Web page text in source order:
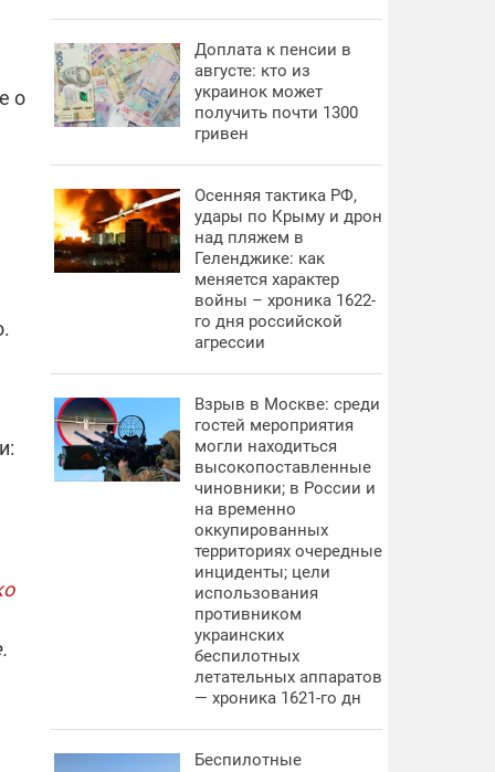
о
Доплата к пенсии в
августе: кто из
украинок может
получить почти 1300
гривен
Осенняя тактика РФ,
удары по Крыму и дрон
над пляжем в
Геленджике: как
меняется характер
войны – хроника 1622-
го дня российской
агрессии
Взрыв в Москве: среди
гостей мероприятия
могли находиться
высокопоставленные
чиновники; в России и
на временно
оккупированных
территориях очередные
инциденты; цели
использования
противником
украинских
беспилотных
летательных аппаратов
— хроника 1621-го дн
Беспилотные